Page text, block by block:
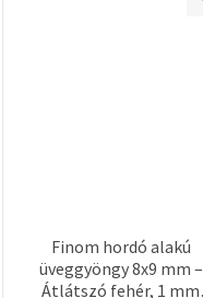
Finom hordó alakú
üveggyöngy 8x9 mm –
Átlátszó fehér, 1 mm